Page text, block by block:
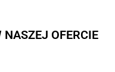
NASZEJ OFERCIE